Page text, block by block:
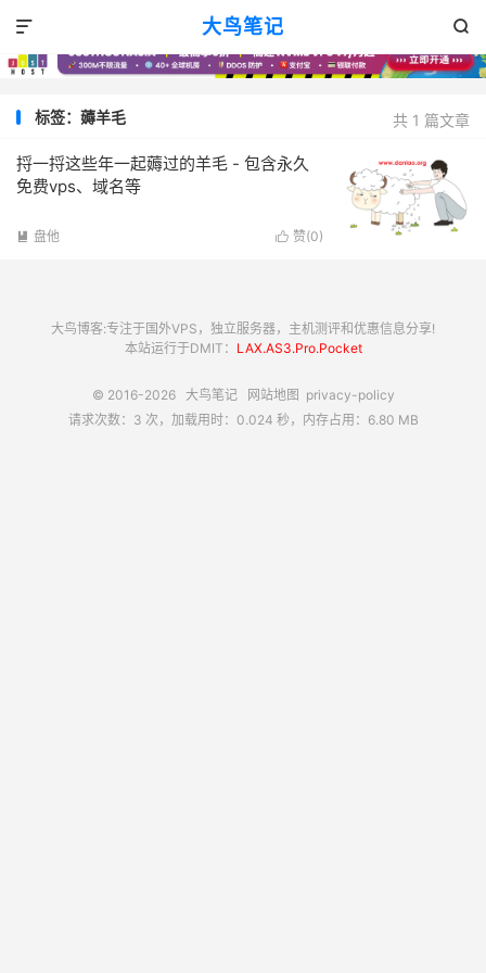
大鸟笔记 

共 1 篇文章
标签：薅羊毛
捋一捋这些年一起薅过的羊毛 - 包含永久
免费vps、域名等
 赞(0)
 盘他
大鸟博客:专注于国外VPS，独立服务器，主机测评和优惠信息分享!
本站运行于DMIT： LAX.AS3.Pro.Pocket
© 2016-2026 大鸟笔记 网站地图 privacy-policy
请求次数：3 次，加载用时：0.024 秒，内存占用：6.80 MB